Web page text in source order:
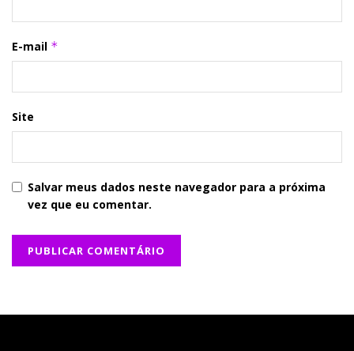
E-mail *
Site
Salvar meus dados neste navegador para a próxima
vez que eu comentar.